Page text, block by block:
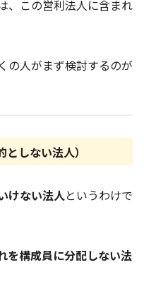
、この営利法人に含まれ
の人がまず検討するのが
しない法人）
けない法人というわけで
を構成員に分配しない法